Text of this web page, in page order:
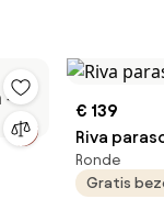
€ 139
Riva
Ronde
Gratis